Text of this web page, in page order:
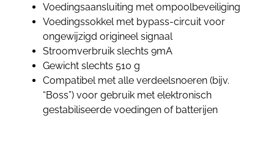
Voedingsaansluiting met ompoolbeveiliging
Voedingssokkel met bypass-circuit voor
ongewijzigd origineel signaal
Stroomverbruik slechts 9mA
Gewicht slechts 510 g
Compatibel met alle verdeelsnoeren (bijv.
“Boss”) voor gebruik met elektronisch
gestabiliseerde voedingen of batterijen